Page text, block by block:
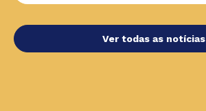
Ver todas as notícias